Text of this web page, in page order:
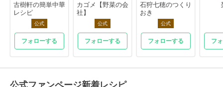
古樹軒の簡単中華
レシピ
公式
フォローする
カゴメ【野菜の会
社】
公式
フォローする
石狩七穂のつくり
おき
公式
フォローする フ
公式ファンページ新着レシピ